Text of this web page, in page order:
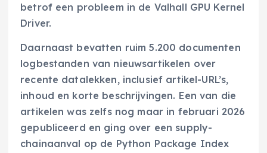
betrof een probleem in de Valhall GPU Kernel
Driver.
Daarnaast bevatten ruim 5.200 documenten
logbestanden van nieuwsartikelen over
recente datalekken, inclusief artikel-URL’s,
inhoud en korte beschrijvingen. Een van die
artikelen was zelfs nog maar in februari 2026
gepubliceerd en ging over een supply-
chainaanval op de Python Package Index